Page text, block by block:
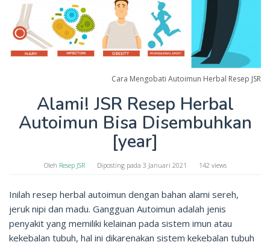
Cara Mengobati Autoimun Herbal Resep JSR
Alami! JSR Resep Herbal
Autoimun Bisa Disembuhkan
[year]
Oleh Resep JSR Diposting pada 3 Januari 2021 142 views
Inilah resep herbal autoimun dengan bahan alami sereh,
jeruk nipi dan madu. Gangguan Autoimun adalah jenis
penyakit yang memiliki kelainan pada sistem imun atau
kekebalan tubuh, hal ini dikarenakan sistem kekebalan tubuh